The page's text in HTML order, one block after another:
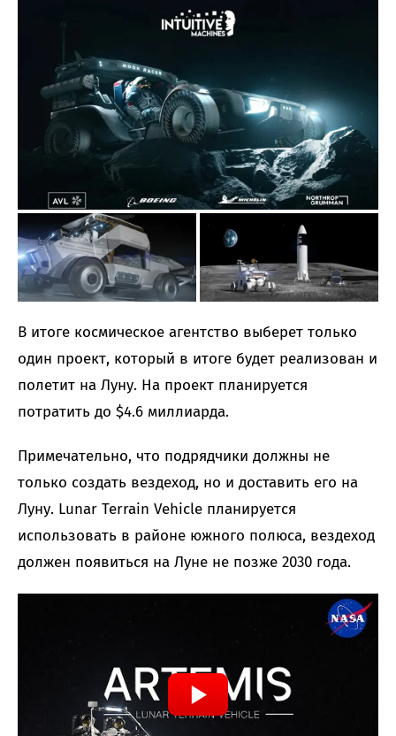
В итоге космическое агентство выберет только
один проект, который в итоге будет реализован и
полетит на Луну. На проект планируется
потратить до $4.6 миллиарда.
Примечательно, что подрядчики должны не
только создать вездеход, но и доставить его на
Луну. Lunar Terrain Vehicle планируется
использовать в районе южного полюса, вездеход
должен появиться на Луне не позже 2030 года.